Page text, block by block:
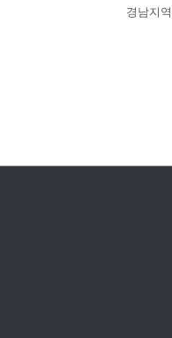
경남지